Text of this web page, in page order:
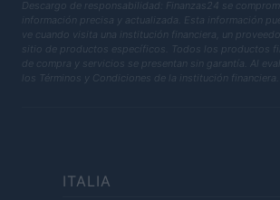
Descargo de responsabilidad: Finanzas24 se
información precisa y actualizada. Esta información
ve cuando visita una institución financiera, un
sitio de productos específicos. Todos los productos
de compra y servicios se presentan sin garantía. Al
los Términos y Condiciones de la institución financiera.
ITALIA